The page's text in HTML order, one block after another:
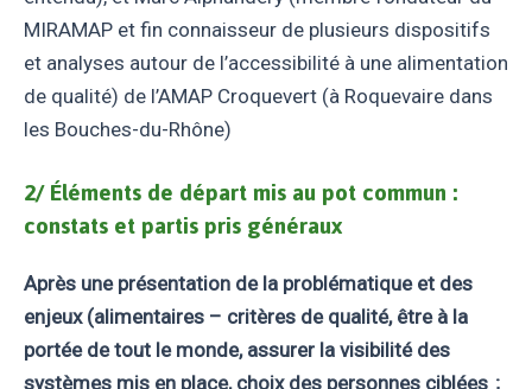
MIRAMAP et fin connaisseur de plusieurs dispositifs
et analyses autour de l’accessibilité à une alimentation
de qualité) de l’AMAP Croquevert (à Roquevaire dans
les Bouches-du-Rhône)
2/ Éléments de départ mis au pot commun :
constats et partis pris généraux
Après une présentation de la problématique et des
enjeux (alimentaires – critères de qualité, être à la
portée de tout le monde, assurer la visibilité des
systèmes mis en place, choix des personnes ciblées ;